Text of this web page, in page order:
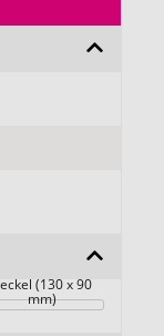
(130 x 90
mm)